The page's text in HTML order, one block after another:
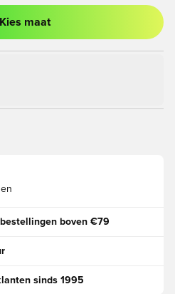
loggen of je aan te melden als lid
Kies maat
boven €79
sinds 1995